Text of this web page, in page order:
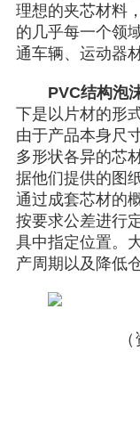
理想的夹芯材料
的几乎每一个领
通车辆、运动器
PVC结构泡
下是以片材的形
由于产品本身尺
多形状各异的芯
据他们提供的图
通过成套芯材的
按要求公差进行
具中指定位置。
产周期以及降低